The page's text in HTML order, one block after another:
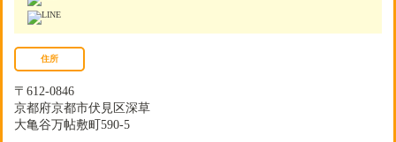
住所
〒612-0846
京都府京都市伏見区深草
大亀谷万帖敷町590-5